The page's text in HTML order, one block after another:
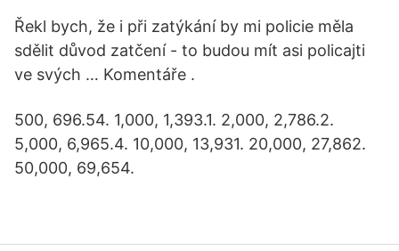
Řekl bych, že i při zatýkání by mi policie měla
sdělit důvod zatčení - to budou mít asi policajti
ve svých … Komentáře .
500, 696.54. 1,000, 1,393.1. 2,000, 2,786.2.
5,000, 6,965.4. 10,000, 13,931. 20,000, 27,862.
50,000, 69,654.